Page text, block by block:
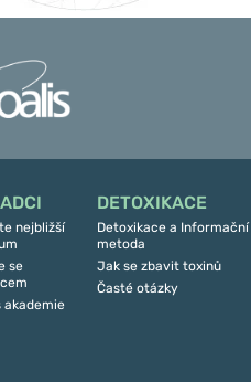
nejbližší
se
akademie
DETOXIKACE
Detoxikace a Informační
metoda
Jak se zbavit toxinů
Časté otázky